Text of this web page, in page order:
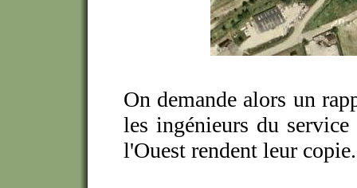
On demande alors un
les ingénieurs du
l'Ouest rendent leur copie.